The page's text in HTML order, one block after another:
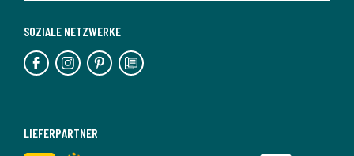
LIEFERPARTNER
SOZIALE NETZWERKE